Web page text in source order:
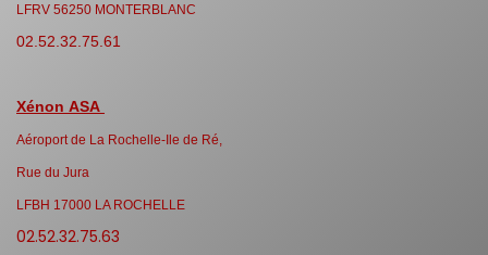
LFRV 56250 MONTERBLANC
02.52.32.75.61
Xénon ASA
Aéroport de La Rochelle-Ile de Ré,
Rue du Jura
LFBH 17000 LA ROCHELLE
02.52.32.75.63